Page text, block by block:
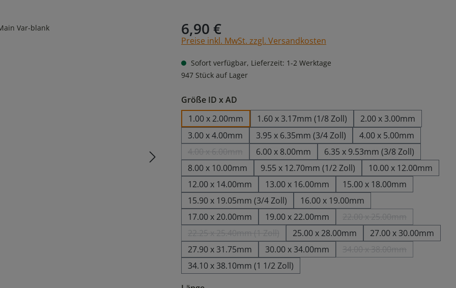
6,90 €
Preise inkl. MwSt. zzgl. Versandkosten
Sofort verfügbar, Lieferzeit: 1-2 Werktage
947 Stück auf Lager
Größe ID x AD
1.00 x 2.00mm
1.60 x 3.17mm (1/8 Zoll)
2.00 x 3.00mm
3.00 x 4.00mm
3.95 x 6.35mm (3/4 Zoll)
4.00 x 5.00mm
(Diese Option ist zurzeit nicht verfügbar.)
6.00 x 8.00mm
6.35 x 9.53mm (3/8 Zoll)
8.00 x 10.00mm
9.55 x 12.70mm (1/2 Zoll)
10.00 x 12.00mm
12.00 x 14.00mm
13.00 x 16.00mm
15.00 x 18.00mm
15.90 x 19.05mm (3/4 Zoll)
16.00 x 19.00mm
17.00 x 20.00mm
19.00 x 22.00mm (Diese Option ist
(Diese Option ist zurzeit nicht verfügbar.)
25.00 x 28.00mm
27.00 x 30.00mm
27.90 x 31.75mm
30.00 x 34.00mm (Diese Option ist
34.10 x 38.10mm (1 1/2 Zoll)